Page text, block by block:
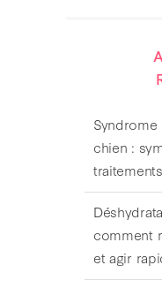
chien :
comment
et agir